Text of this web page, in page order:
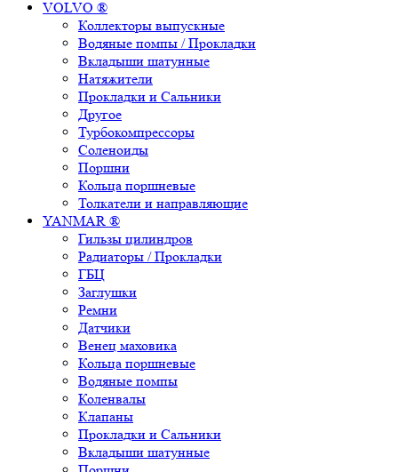
VOLVO ®
Коллекторы выпускные
Водяные помпы / Прокладки
Вкладыши шатунные
Натяжители
Прокладки и Сальники
Другое
Турбокомпрессоры
Соленоиды
Поршни
Кольца поршневые
Толкатели и направляющие
YANMAR ®
Гильзы цилиндров
Радиаторы / Прокладки
ГБЦ
Заглушки
Ремни
Датчики
Венец маховика
Кольца поршневые
Водяные помпы
Коленвалы
Клапаны
Прокладки и Сальники
Вкладыши шатунные